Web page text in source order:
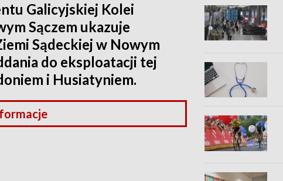
Galicyjskiej Kolei
Sączem ukazuje
Sądeckiej w Nowym
do eksploatacji tej
i Husiatyniem.